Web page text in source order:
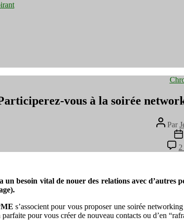
vous à la soirée
Auteur
de
l’article
Par
de
besoin vital de nouer des relations avec
s’associent pour vous proposer une soirée
pour vous créer de nouveau contacts ou d’en